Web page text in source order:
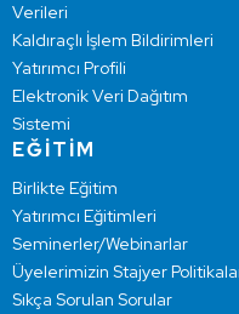
Verileri
Kaldıraçlı İşlem Bildirimleri
Yatırımcı Profili
Elektronik Veri Dağıtım
Sistemi
EĞİTİM
Birlikte Eğitim
Yatırımcı Eğitimleri
Seminerler/Webinarlar
Üyelerimizin Stajyer
Sıkça Sorulan Sorular